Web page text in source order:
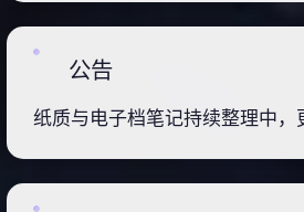
公告
纸质与电子档笔记持续整理中，